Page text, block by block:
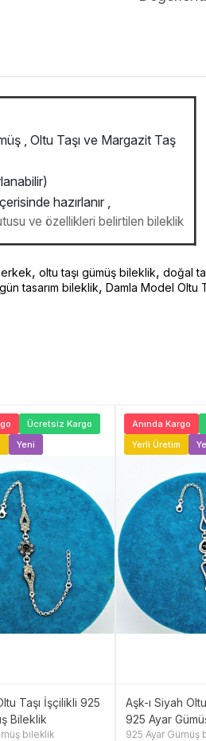
, Oltu Taşı ve Margazit Taş
hazırlanır ,
ve özellikleri belirtilen bileklik
, oltu taşı gümüş bileklik, doğal
tasarım bileklik, Damla Model Oltu
Ücretsiz Kargo
Yeni
Taşı İşçilikli 925
Bileklik
bileklik
Anında Kargo
Yerli Üretim
Aşk-ı Siyah
925 Ayar
925 Ayar Gümüş